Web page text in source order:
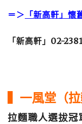
＝＞ 「新高軒」
「新高軒」02-
▍一風堂（拉
拉麵職人選拔